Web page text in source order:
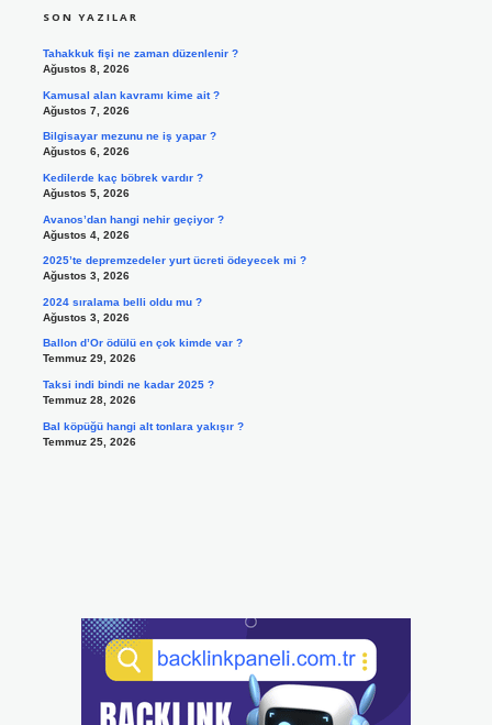
SON YAZILAR
Tahakkuk fişi ne zaman düzenlenir ?
Ağustos 8, 2026
Kamusal alan kavramı kime ait ?
Ağustos 7, 2026
Bilgisayar mezunu ne iş yapar ?
Ağustos 6, 2026
Kedilerde kaç böbrek vardır ?
Ağustos 5, 2026
Avanos’dan hangi nehir geçiyor ?
Ağustos 4, 2026
2025’te depremzedeler yurt ücreti ödeyecek mi ?
Ağustos 3, 2026
2024 sıralama belli oldu mu ?
Ağustos 3, 2026
Ballon d’Or ödülü en çok kimde var ?
Temmuz 29, 2026
Taksi indi bindi ne kadar 2025 ?
Temmuz 28, 2026
Bal köpüğü hangi alt tonlara yakışır ?
Temmuz 25, 2026